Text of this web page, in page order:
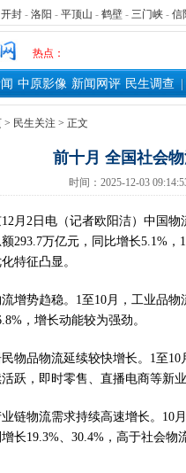
开封 - 洛阳 - 平顶山 - 鹤壁 - 三门峡 - 信
热点：
中原影像 新闻网评 民生调查
> 民生关注 > 正文
前十月 全国社会
时间：2025-12-03
2日电（记者欧阳洁）中国物
293.7万亿元，同比增长5.1%
特征凸显。
势趋稳。1至10月，工业品物
，增长动能较为强劲。
品物流延续较快增长。1至10
跃，即时零售、直播电商等新
物流需求持续高速增长。10月
长19.3%、30.4%，高于社会物